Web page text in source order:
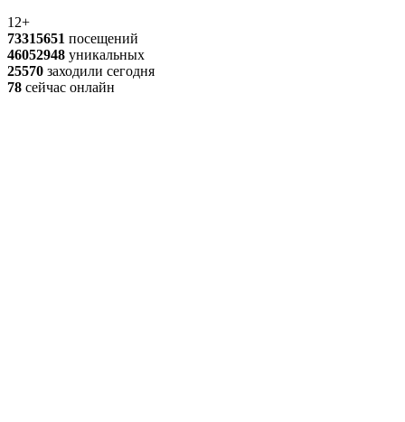
12+
73315651 посещений
46052948 уникальных
25570 заходили сегодня
78 сейчас онлайн